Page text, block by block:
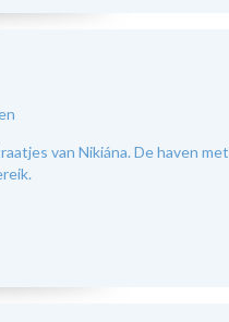
van Nikiána. De haven met